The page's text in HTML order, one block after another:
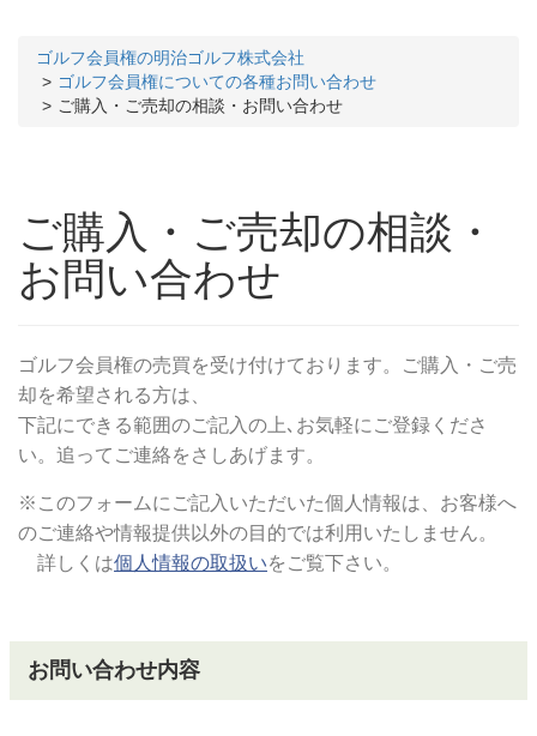
ゴルフ会員権の明治ゴルフ株式会社
ゴルフ会員権についての各種お問い合わせ
ご購入・ご売却の相談・お問い合わせ
ご購入・ご売却の相談・
お問い合わせ
ゴルフ会員権の売買を受け付けております。ご購入・ご売
却を希望される方は、
下記にできる範囲のご記入の上､お気軽にご登録くださ
い。追ってご連絡をさしあげます。
※このフォームにご記入いただいた個人情報は、お客様へ
のご連絡や情報提供以外の目的では利用いたしません。
詳しくは個人情報の取扱いをご覧下さい。
お問い合わせ内容